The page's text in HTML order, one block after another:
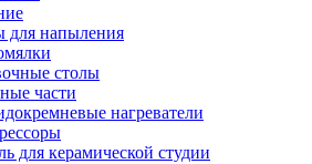
для напыления
столы
части
нагреватели
для керамической студии